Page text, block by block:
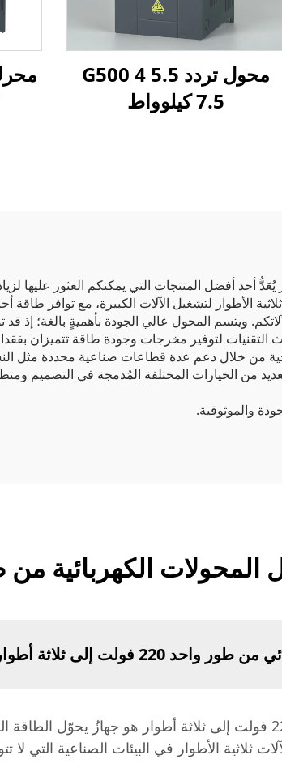
محول تردد G500 4 5.5
7.5 كيلوواط
إلى ثلاثي الأطوار يُعَدُّ أحد أفضل المنتجات التي يمكنكم
ويتسم المحول عالي الجودة بأهميةٍ بالغة؛ إذ
التقنيات لتوفير مخرجات وجودة طاقة تتميزان
من خلال دعم عدة قطاعات صناعية محددة مثل
للعديد من الخيارات المختلفة المُدمجة في
والموثوقية.
الكهربائية من طور واحد 220 فولت
220 فولت إلى ثلاثة أطوار؟
المحول الكهربائي من طور واحد 220 فولت إلى ثلاثة أطوار هو
ثلاثية الأطوار في البيئات الصناعية التي